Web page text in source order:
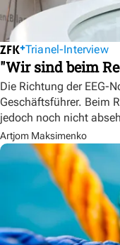
Trianel-Interview
"Wir sind beim
Die Richtung der EEG-
Geschäftsführer. Beim
jedoch noch nicht
Artjom Maksimenko